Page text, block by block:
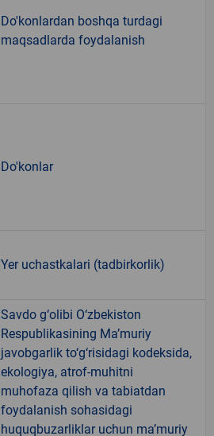
Do'konlardan boshqa turdagi
maqsadlarda foydalanish
Do'konlar
Yer uchastkalari (tadbirkorlik)
Savdo g‘olibi O‘zbekiston
Respublikasining Ma’muriy
javobgarlik to‘g‘risidagi kodeksida,
ekologiya, atrof-muhitni
muhofaza qilish va tabiatdan
foydalanish sohasidagi
huquqbuzarliklar uchun ma’muriy